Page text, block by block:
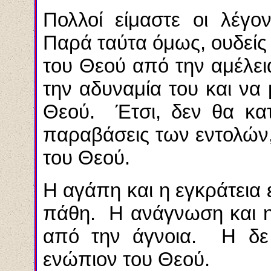
Πολλοί είμαστε οι
Παρά ταύτα όμως, ουδείς
του Θεού από την
την αδυναμία του και
Θεού. Έτσι, δεν θα
παραβάσεις των
του Θεού.
Η αγάπη και η
πάθη. Η ανάγνωση και
από την άγνοια. Η δε
ενώπιον του Θεού.